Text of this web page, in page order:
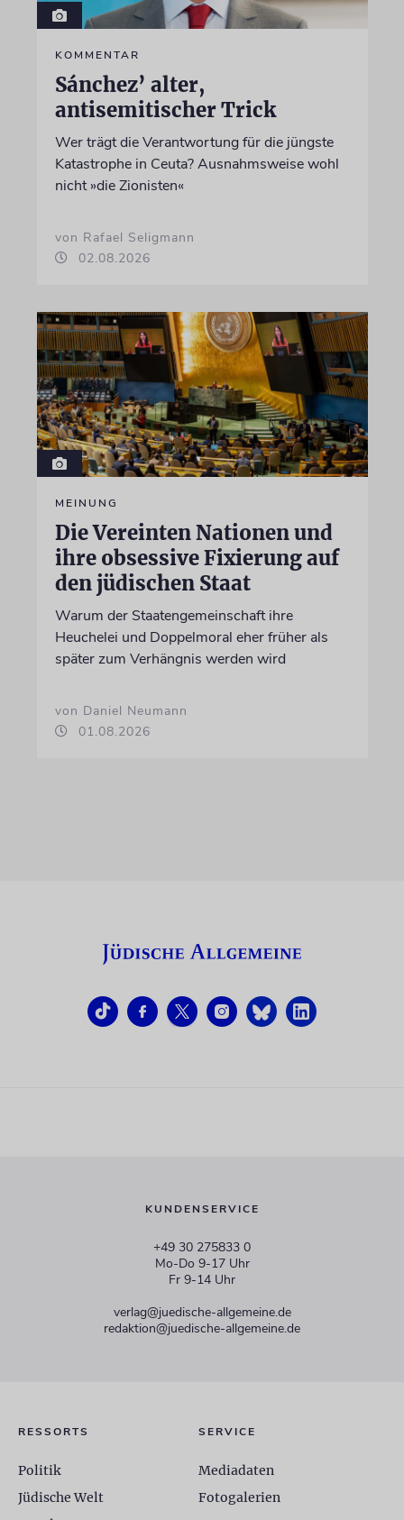
KOMMENTAR
Sánchez’ alter,
antisemitischer Trick
Wer trägt die Verantwortung für die jüngste
Katastrophe in Ceuta? Ausnahmsweise wohl
nicht »die Zionisten«
von Rafael Seligmann
02.08.2026
MEINUNG
Die Vereinten Nationen und
ihre obsessive Fixierung auf
den jüdischen Staat
Warum der Staatengemeinschaft ihre
Heuchelei und Doppelmoral eher früher als
später zum Verhängnis werden wird
von Daniel Neumann
01.08.2026
KUNDENSERVICE
+49 30 275833 0
Mo-Do 9-17 Uhr
Fr 9-14 Uhr
verlag@juedische-allgemeine.de
redaktion@juedische-allgemeine.de
RESSORTS
Politik
Jüdische Welt
SERVICE
Mediadaten
Fotogalerien